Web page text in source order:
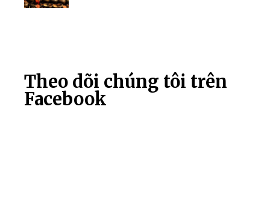
Theo dõi chúng tôi trên
Facebook